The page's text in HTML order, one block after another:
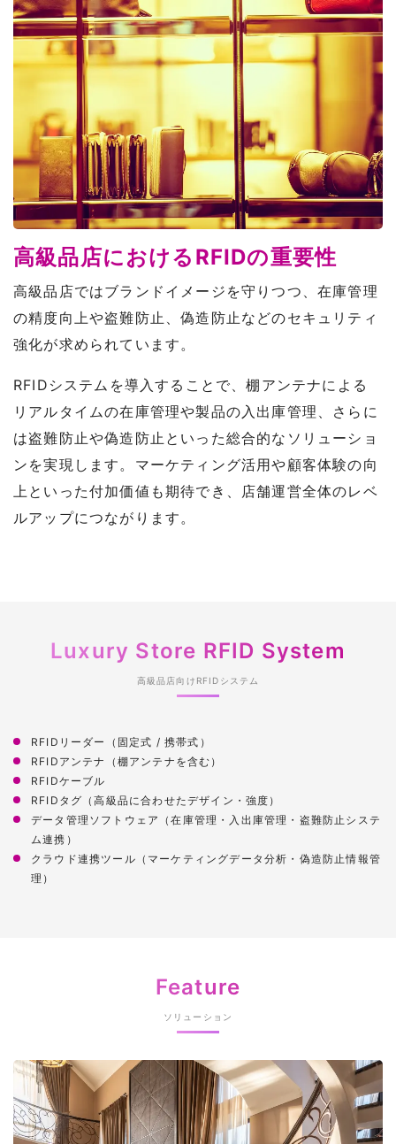
高級品店におけるRFIDの重要性
高級品店ではブランドイメージを守りつつ、在庫管理
の精度向上や盗難防止、偽造防止などのセキュリティ
強化が求められています。
RFIDシステムを導入することで、棚アンテナによる
リアルタイムの在庫管理や製品の入出庫管理、さらに
は盗難防止や偽造防止といった総合的なソリューショ
ンを実現します。マーケティング活用や顧客体験の向
上といった付加価値も期待でき、店舗運営全体のレベ
ルアップにつながります。
Luxury Store RFID System
高級品店向けRFIDシステム
導入による主なメリット
RFIDリーダー（固定式 / 携帯式）
RFIDアンテナ（棚アンテナを含む）
RFIDケーブル
RFIDタグ（高級品に合わせたデザイン・強度）
データ管理ソフトウェア（在庫管理・入出庫管理・盗難防止システ
ム連携）
クラウド連携ツール（マーケティングデータ分析・偽造防止情報管
理）
Feature
ソリューション
具体的なソリューション詳細